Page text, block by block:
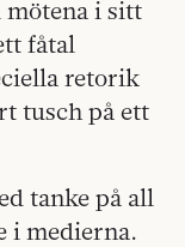
i sitt
fåtal
retorik
tusch på ett
tanke på all
i medierna.